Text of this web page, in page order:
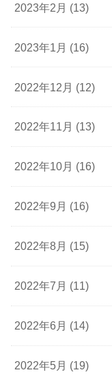
2023年2月 (13)
2023年1月 (16)
2022年12月 (12)
2022年11月 (13)
2022年10月 (16)
2022年9月 (16)
2022年8月 (15)
2022年7月 (11)
2022年6月 (14)
2022年5月 (19)